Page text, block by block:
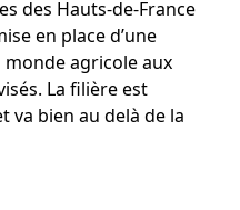
des Hauts-de-France
en place d’une
agricole aux
La filière est
va bien au delà de la